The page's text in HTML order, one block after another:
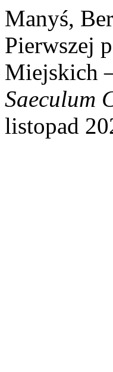
Manyś,
Pierwszej
Miejskich
Saeculum
listopad